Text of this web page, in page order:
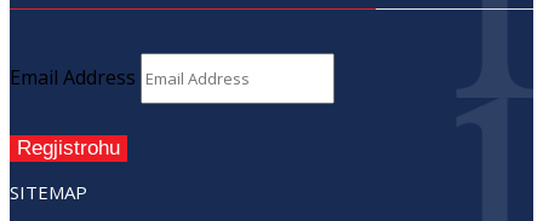
Email Address
Regjistrohu
SITEMAP